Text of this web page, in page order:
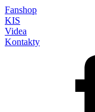
Fanshop
KIS
Videa
Kontakty